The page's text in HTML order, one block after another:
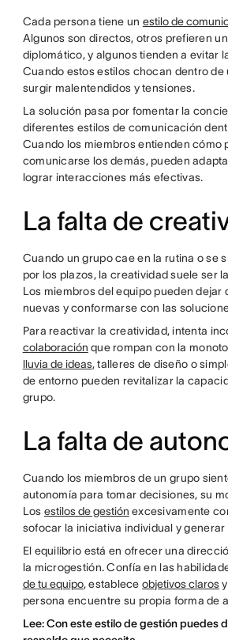
Cada persona tiene un estilo de
Algunos son directos, otros prefieren
diplomático, y algunos tienden a evitar
Cuando estos estilos chocan dentro de
surgir malentendidos y tensiones.
La solución pasa por fomentar la
diferentes estilos de comunicación
Cuando los miembros entienden cómo
comunicarse los demás, pueden
lograr interacciones más efectivas.
La falta de
Cuando un grupo cae en la rutina o se
por los plazos, la creatividad suele ser
Los miembros del equipo pueden dejar
nuevas y conformarse con las
Para reactivar la creatividad, intenta
colaboración que rompan con la
lluvia de ideas, talleres de diseño o
de entorno pueden revitalizar la
grupo.
La falta de
Cuando los miembros de un grupo
autonomía para tomar decisiones, su
Los estilos de gestión excesivamente
sofocar la iniciativa individual y
El equilibrio está en ofrecer una
la microgestión. Confía en las
de tu equipo, estableceobjetivos claros
persona encuentre su propia forma de
Lee: Con este estilo de gestión puedes